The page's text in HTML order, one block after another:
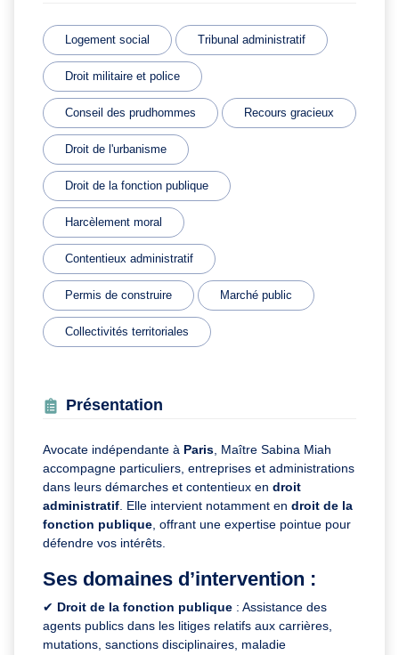
Logement social Tribunal administratif
Droit militaire et police
Conseil des prudhommes Recours gracieux
Droit de l'urbanisme
Droit de la fonction publique
Harcèlement moral
Contentieux administratif
Permis de construire Marché public
Collectivités territoriales
Présentation
Avocate indépendante à Paris, Maître Sabina Miah
accompagne particuliers, entreprises et administrations
dans leurs démarches et contentieux en droit
administratif. Elle intervient notamment en droit de la
fonction publique, offrant une expertise pointue pour
défendre vos intérêts.
Ses domaines d’intervention :
✔ Droit de la fonction publique : Assistance des
agents publics dans les litiges relatifs aux carrières,
mutations, sanctions disciplinaires, maladie